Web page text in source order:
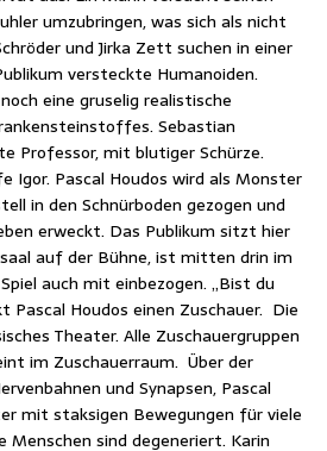
umzubringen, was sich als nicht
und Jirka Zett suchen in einer
versteckte Humanoiden.
eine gruselig realistische
Sebastian
Professor, mit blutiger Schürze.
Igor. Pascal Houdos wird als Monster
in den Schnürboden gezogen und
erweckt. Das Publikum sitzt hier
auf der Bühne, ist mitten drin im
auch mit einbezogen. „Bist du
Pascal Houdos einen Zuschauer. Die
Theater. Alle Zuschauergruppen
im Zuschauerraum. Über der
und Synapsen, Pascal
mit staksigen Bewegungen für viele
Menschen sind degeneriert. Karin